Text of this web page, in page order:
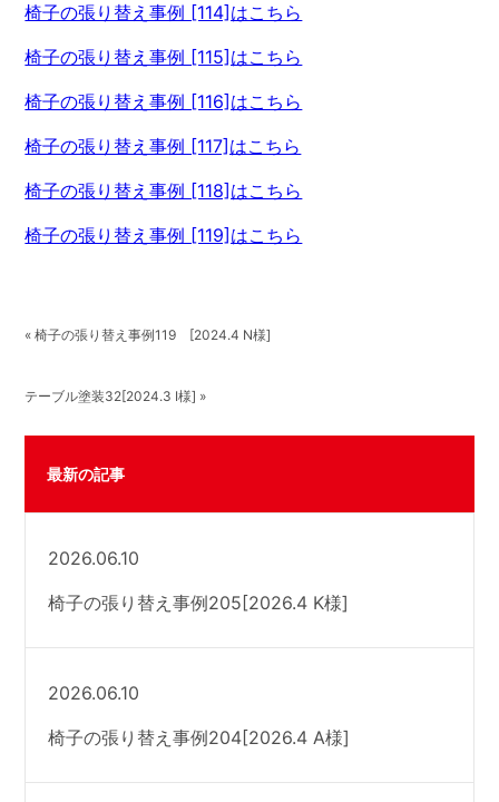
椅子の張り替え事例 [114]はこちら
椅子の張り替え事例 [115]はこちら
椅子の張り替え事例 [116]はこちら
椅子の張り替え事例 [117]はこちら
椅子の張り替え事例 [118]はこちら
椅子の張り替え事例 [119]はこちら
« 椅子の張り替え事例119 [2024.4 N様]
テーブル塗装32[2024.3 I様] »
最新の記事
2026.06.10
椅子の張り替え事例205[2026.4 K様]
2026.06.10
椅子の張り替え事例204[2026.4 A様]